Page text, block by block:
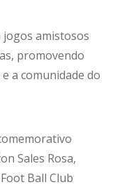
jogos amistosos
promovendo
a comunidade do
Sales Rosa,
Ball Club